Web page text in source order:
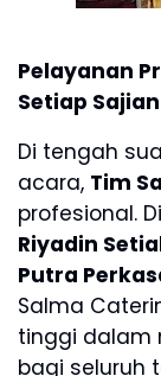
Pelayanan
Setiap Sajian
Di tengah
acara, Tim
profesional.
Riyadin
Putra
Salma
tinggi dalam
bagi seluruh